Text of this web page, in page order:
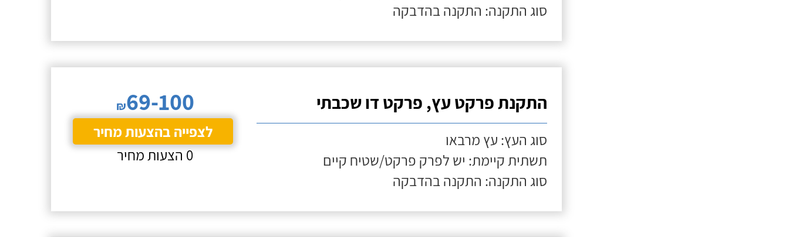
סוג התקנה: התקנה בהדבקה
התקנת פרקט עץ, פרקט דו שכבתי
סוג העץ: עץ מרבאו
תשתית קיימת: יש לפרק פרקט/שטיח קיים
סוג התקנה: התקנה בהדבקה
₪69-100
לצפייה בהצעות מחיר
0 הצעות מחיר